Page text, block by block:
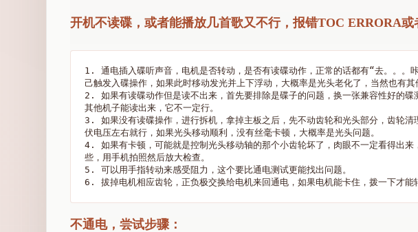
开机不读碟，或者能播放几首歌又不行，报错TOC ERRORA或
1. 通电插入碟听声音，电机是否转动，是否有读碟动作，正常的话都有“去。。。
己触发入碟操作，如果此时移动发光并上下浮动，大概率是光头老化了，当然也有其
2. 如果有读碟动作但是读不出来，首先要排除是碟子的问题，换一张兼容性好的
其他机子能读出来，它不一定行。
3. 如果没有读碟操作，进行拆机，拿掉主板之后，先不动齿轮和光头部分，齿轮清
伏电压左右就行，如果光头移动顺利，没有丝毫卡顿，大概率是光头问题。
4. 如果有卡顿，可能就是控制光头移动轴的那个小齿轮坏了，肉眼不一定看得出来
些，用手机拍照然后放大检查。
5. 可以用手指转动来感受阻力，这个要比通电测试更能找出问题。
不通电，尝试步骤：